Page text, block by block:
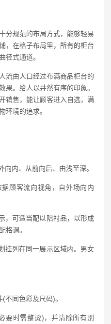
分规范的布局方式，能够轻易
，在格子布局里，所有的柜台
径式通道。
流由人口经过布满商品柜台的
果。给人以井然有序的印象。
销售，能让顾客进入自选，满
环境的追求。
内、从前向后、由浅至深。
顾客流向视角，自外场向内
，可适当配以陪衬品，以形成
格调。
挂列在同一展示区域内。男女
不同色彩及尺码)。
要时需整烫)，并清除所有别